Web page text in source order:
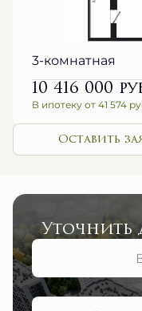
3-комнатная
10 416 000
В ипотеку от 41 574
Оставить